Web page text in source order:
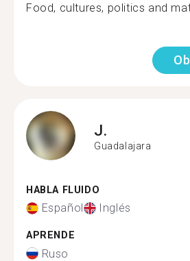
Food, cultures, politics and
J.
Guadalajara
HABLA FLUIDO
Español Inglés
APRENDE
Ruso